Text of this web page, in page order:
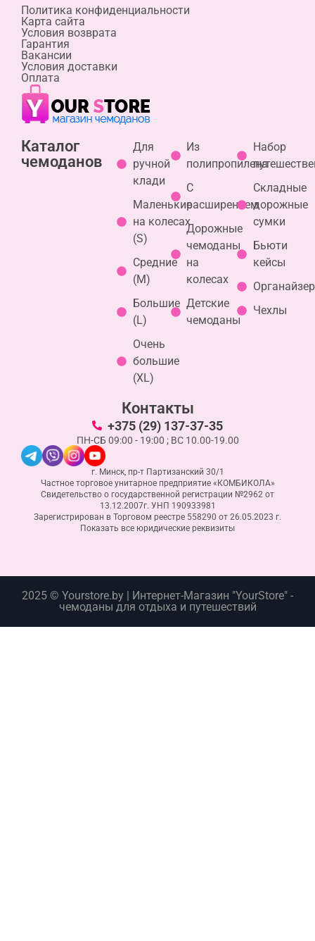
Политика конфиденциальности
Карта сайта
Условия возврата
Гарантия
Вакансии
Условия доставки
Оплата
Каталог
чемоданов
Для
ручной
клади
Маленькие
на колесах
(S)
Средние
(М)
Большие
(L)
Очень
большие
(ХL)
Из
полипропилена
С
расширением
Дорожные
чемоданы
на
колесах
Детские
чемоданы
Набор
Складные
дорожные
сумки
Бьюти
кейсы
Чехлы
Контакты
+375 (29) 137-37-35
ПН-СБ 09:00 - 19:00 ; ВС 10.00-19.00
г. Минск, пр-т Партизанский 30/1
Частное торговое унитарное предприятие «КОМБИКОЛА»
Свидетельство о государственной регистрации №2962 от
13.12.2007г. УНП 190933981
Зарегистрирован в Торговом реестре 558290 от 26.05.2023 г.
Показать все юридические реквизиты
2025 © Yourstore.by | Интернет-Магазин "YourStore" -
чемоданы для отдыха и путешествий